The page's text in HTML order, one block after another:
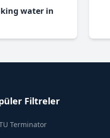
water in
Filtreler
Terminator